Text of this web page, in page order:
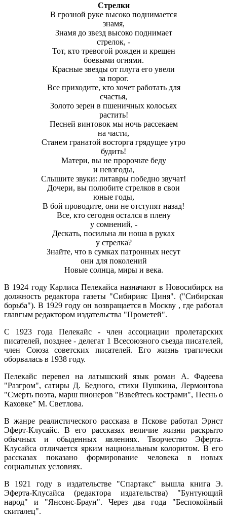
Стрелки
В грозной руке высоко поднимается
знамя,
Знамя до звезд высоко поднимает
стрелок, -
Тот, кто тревогой рожден и крещен
боевыми огнями.
Красные звезды от плуга его увели
за порог.
Все приходите, кто хочет работать для
счастья,
Золото зерен в пшеничных колосьях
растить!
Песней винтовок мы ночь рассекаем
на части,
Станем гранатой восторга грядущее утро
будить!
Матери, вы не пророчьте беду
и невзгоды,
Слышите звуки: литавры победно звучат!
Дочери, вы полюбите стрелков в свои
юные годы,
В бой проводите, они не отступят назад!
Все, кто сегодня остался в плену
у сомнений, -
Дескать, посильна ли ноша в руках
у стрелка?
Знайте, что в сумках патронных несут
они для поколений
Новые солнца, миры и века.
В 1924 году Карлиса Пелекайса назначают в Новосибирск на
должность редактора газеты "Сибирияс Циня". ("Сибирская
борьба"). В 1929 году он возвращается в Москву , где работал
главгым редактором издательства "Прометей".
С 1923 года Пелекайс - член ассоциации пролетарских
писателей, позднее - делегат 1 Всесоюзного съезда писателей,
член Союза советских писателей. Его жизнь трагически
оборвалась в 1938 году.
Пелекайс перевел на латышский язык роман А. Фадеева
"Разгром", сатиры Д. Бедного, стихи Пушкина, Лермонтова
"Смерть поэта, марш пионеров "Взвейтесь кострами", Песнь о
Каховке" М. Светлова.
В жанре реалистического рассказа в Пскове работал Эрнст
Эферт-Клусайс. В его рассказах величие жизни раскрыто
обычных и обыденных явлениях. Творчество Эферта-
Клусайса отличается ярким национальным колоритом. В его
рассказах показано формирование человека в новых
социальных условиях.
В 1921 году в издательстве "Спартакс" вышла книга Э.
Эферта-Клусайса (редактора издательства) "Бунтующий
народ" и "Янсонс-Браун". Через два года "Беспокойный
скиталец".